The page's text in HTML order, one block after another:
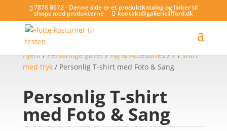
7876 8672 - Denne side er et produktkatalog og linker til
shops med produkterne kontakt@gallericlifford.dk
Hjem/Personlige gaver/Tøj & Accesories/T/shirt
med tryk/ Personlig T-shirt med Foto & Sang
Personlig T-shirt
med Foto & Sang